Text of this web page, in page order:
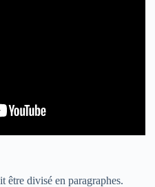
divisé en paragraphes.